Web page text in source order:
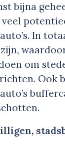
bijna
veel
In
zijn,
om
Ook